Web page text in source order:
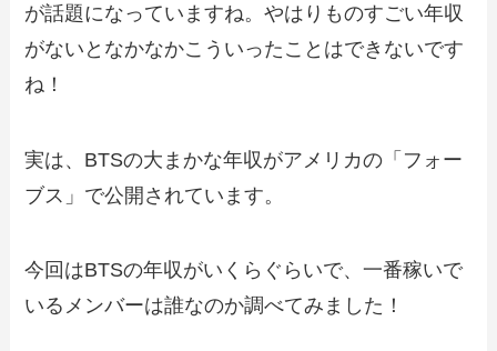
が話題になっていますね。やはりものすごい年収
がないとなかなかこういったことはできないです
ね！
実は、BTSの大まかな年収がアメリカの「フォー
ブス」で公開されています。
今回はBTSの年収がいくらぐらいで、一番稼いで
いるメンバーは誰なのか調べてみました！